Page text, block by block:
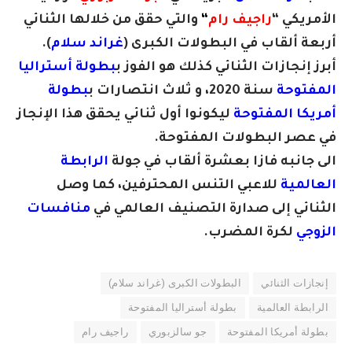
الأمريكي “راجيف رام“ والتي حقق من خلالها الثنائي
أربعة ألقاب في البطولات الكبرى (غراند سلام).
أبرز إنجازات الثنائي كذلك هو الفوز ببطولة أستراليا
المفتوحة سنة 2020، و ثلاث انتصارات ب
بطولة
أمريكا المفتوحة ليكونوا أول ثنائي يحقق هذا الإنجاز
في عصر البطولات المفتوحة.
الى جانبه فازا بعشرة ألقاب في جولة الرابطة
العالمية للاعبي التنس المحترفين، كما وصل
الثنائي إلى صدارة التصنيف العالمي في منافسات
الزوجي لكرة المضرب.
إنجازات الثنائي البطولات الكبرى (غراند سلام)
الرابطة العالمية بطولة أستراليا المفتوحة
بطولة أمريكا المفتوحة جو سالزبوري راجيف رام